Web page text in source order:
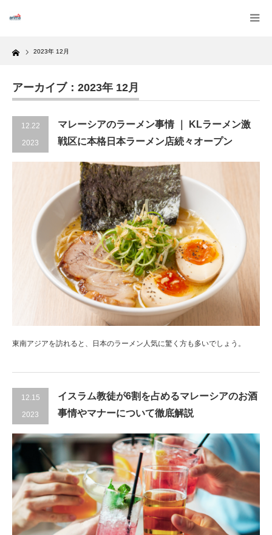
Home 2023年 12月
アーカイブ：2023年 12月
12.22
2023
マレーシアのラーメン事情 ｜ KLラーメン激
戦区に本格日本ラーメン店続々オープン
東南アジアを訪れると、日本のラーメン人気に驚く方も多いでしょう。
12.15
2023
イスラム教徒が6割を占めるマレーシアのお酒
事情やマナーについて徹底解説